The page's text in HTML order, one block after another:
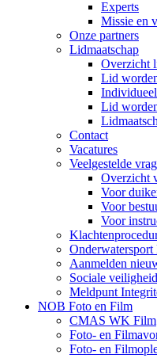
Experts
Missie en
Onze partners
Lidmaatschap
Overzicht
Lid
Lid
Contact
Vacatures
Veelgestelde
Overzicht
Voor
Voor
Voor
Onderwatersport
Aanmelden
Sociale veiligheid
Meldpunt
NOB Foto en Film
CMAS WK Film
Foto- en
Foto- en